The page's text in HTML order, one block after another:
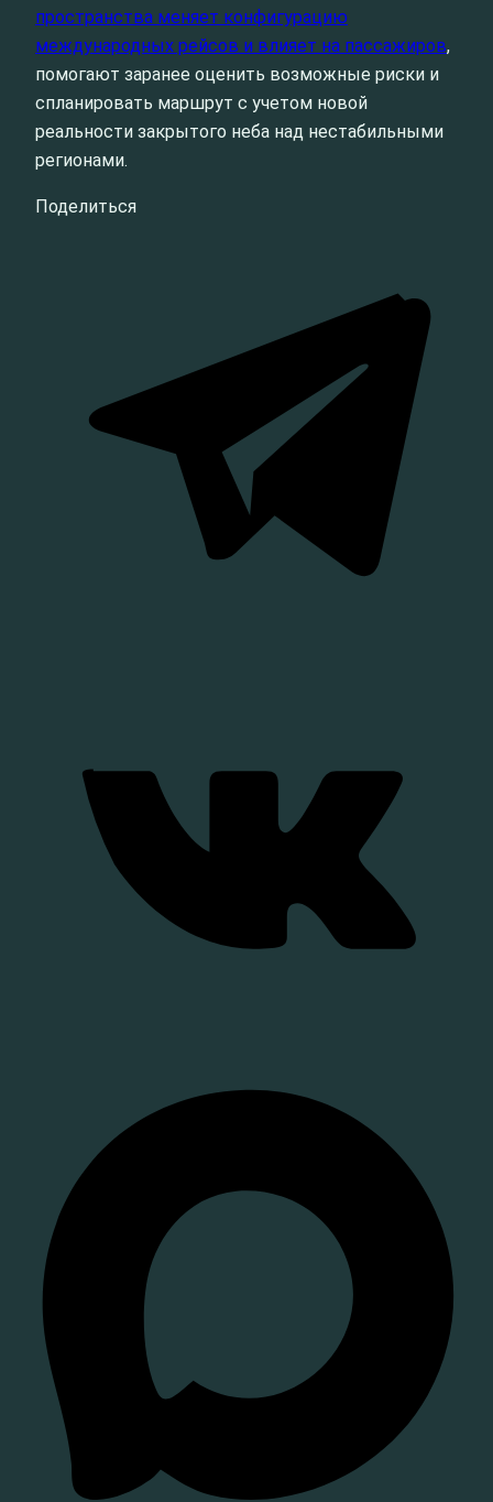
пространства меняет конфигурацию
международных рейсов и влияет на пассажиров,
помогают заранее оценить возможные риски и
спланировать маршрут с учетом новой
реальности закрытого неба над нестабильными
регионами.
Поделиться